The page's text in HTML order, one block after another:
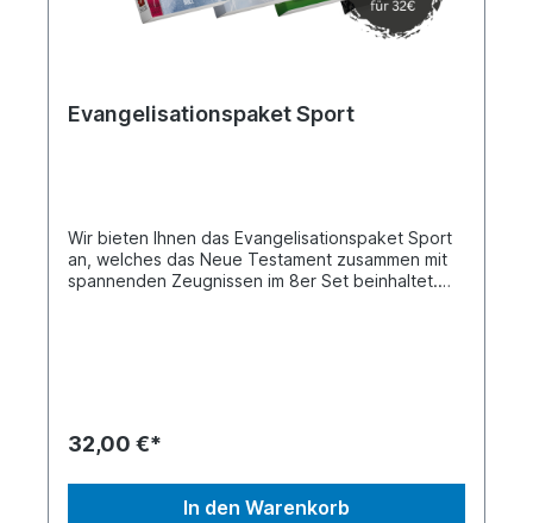
Evangelisationspaket Sport
Wir bieten Ihnen das Evangelisationspaket Sport
an, welches das Neue Testament zusammen mit
spannenden Zeugnissen im 8er Set beinhaltet.
32,00 €*
In den Warenkorb